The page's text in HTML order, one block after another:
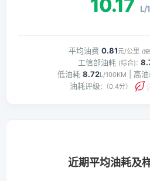
10.17 L/
平均油费 0.81元/公里 (
工信部油耗 (综合):
低油耗 8.72L/100KM | 高
油耗评级: （0.4分）